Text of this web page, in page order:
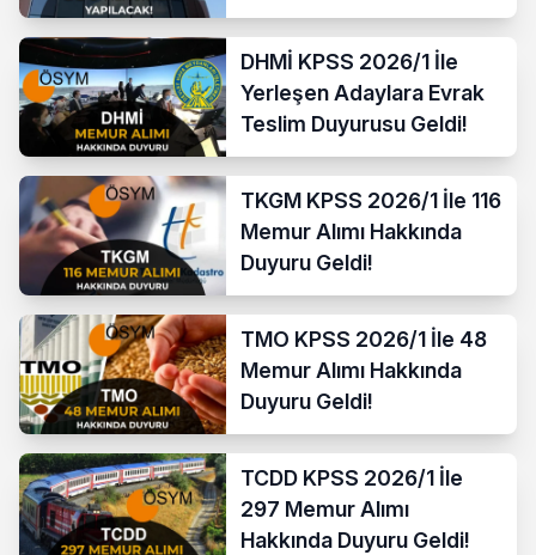
DHMİ KPSS 2026/1 İle
Yerleşen Adaylara Evrak
Teslim Duyurusu Geldi!
TKGM KPSS 2026/1 İle 116
Memur Alımı Hakkında
Duyuru Geldi!
TMO KPSS 2026/1 İle 48
Memur Alımı Hakkında
Duyuru Geldi!
TCDD KPSS 2026/1 İle
297 Memur Alımı
Hakkında Duyuru Geldi!